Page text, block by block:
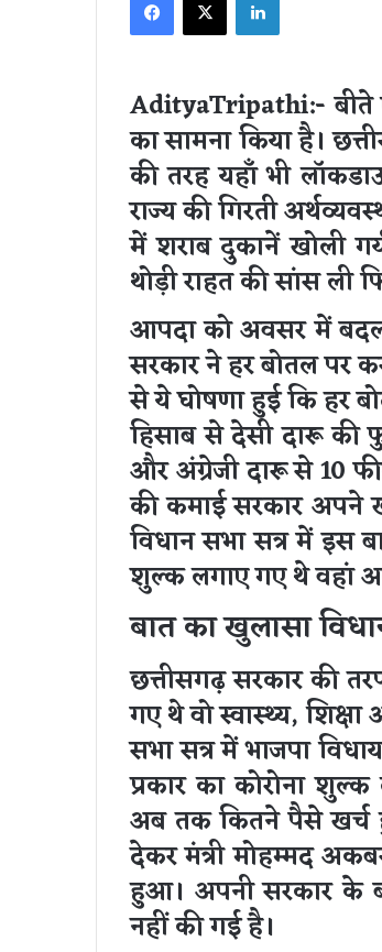
AdityaTripathi:-
का सामना किया है।
की तरह यहाँ भी
राज्य की गिरती
में शराब दुकानें खोली
थोड़ी राहत की सांस ली
आपदा को अवसर में
सरकार ने हर बोतल पर
से ये घोषणा हुई कि हर
हिसाब से देसी दारू की
और अंग्रेजी दारू से 10
की कमाई सरकार अपने
विधान सभा सत्र में इस
शुल्क लगाए गए थे वहां
बात का खुलासा
छत्तीसगढ़ सरकार की
गए थे वो स्वास्थ्य,
सभा सत्र में भाजपा
प्रकार का कोरोना
अब तक कितने पैसे खर्च
देकर मंत्री मोहम्मद
हुआ। अपनी सरकार के
नहीं की गई है।